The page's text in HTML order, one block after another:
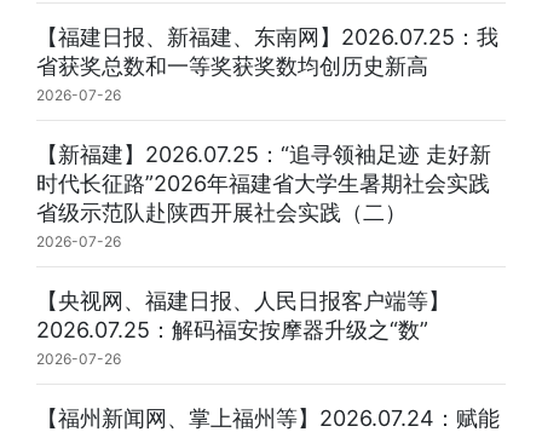
【福建日报、新福建、东南网】2026.07.25：我
省获奖总数和一等奖获奖数均创历史新高
2026-07-26
【新福建】2026.07.25：“追寻领袖足迹 走好新
时代长征路”2026年福建省大学生暑期社会实践
省级示范队赴陕西开展社会实践（二）
2026-07-26
【央视网、福建日报、人民日报客户端等】
2026.07.25：解码福安按摩器升级之“数”
2026-07-26
【福州新闻网、掌上福州等】2026.07.24：赋能